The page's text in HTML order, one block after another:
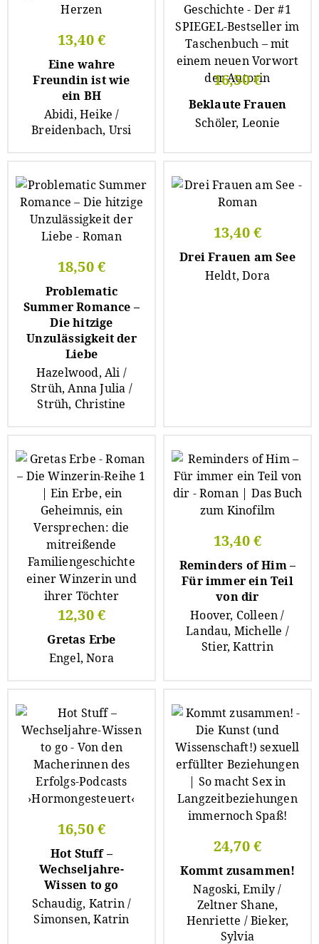
13,40 €
Eine wahre
Freundin ist wie
ein BH
Abidi, Heike /
Breidenbach, Ursi
16,50 €
Beklaute Frauen
Schöler, Leonie
18,50 €
Problematic
Summer Romance –
Die hitzige
Unzulässigkeit der
Liebe
Hazelwood, Ali /
Strüh, Anna Julia /
Strüh, Christine
13,40 €
Drei Frauen am See
Heldt, Dora
12,30 €
Gretas Erbe
Engel, Nora
13,40 €
Reminders of Him –
Für immer ein Teil
von dir
Hoover, Colleen /
Landau, Michelle /
Stier, Kattrin
16,50 €
Hot Stuff –
Wechseljahre-
Wissen to go
Schaudig, Katrin /
Simonsen, Katrin
24,70 €
Kommt zusammen!
Nagoski, Emily /
Zeltner Shane,
Henriette / Bieker,
Sylvia